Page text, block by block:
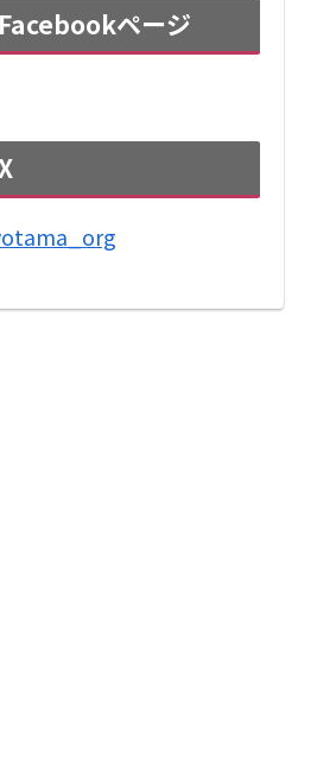
ページ